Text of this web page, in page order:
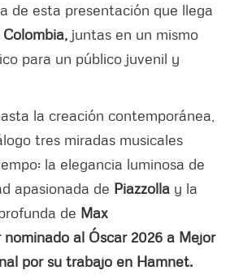
de esta presentación que llega
Colombia, juntas en un mismo
para un público juvenil y
la creación contemporánea,
tres miradas musicales
la elegancia luminosa de
apasionada de Piazzolla y la
de Max
al Óscar 2026 a Mejor
por su trabajo en Hamnet.